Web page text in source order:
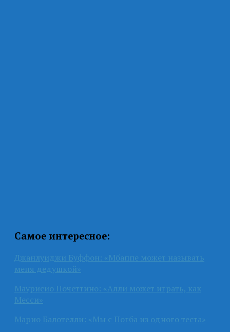
Самое интересное:
Джанлуиджи Буффон: «Мбаппе может называть
меня дедушкой»
Маурисио Почеттино: «Алли может играть, как
Месси»
Марио Балотелли: «Мы с Погба из одного теста»